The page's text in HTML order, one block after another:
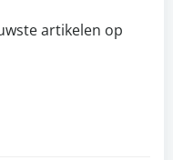
artikelen op